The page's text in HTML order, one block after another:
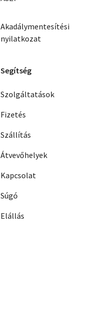
Akadálymentesítési
nyilatkozat
Segítség
Szolgáltatások
Fizetés
Szállítás
Átvevőhelyek
Kapcsolat
Súgó
Elállás